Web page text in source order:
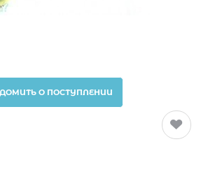
О ПОСТУПЛЕНИИ